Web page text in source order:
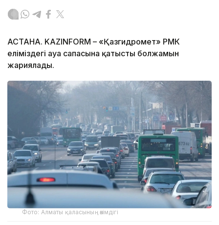
АСТАНА. KAZINFORM – «Қазгидромет» РМК
еліміздегі ауа сапасына қатысты болжамын
жариялады.
Фото: Алматы қаласының әкімдігі